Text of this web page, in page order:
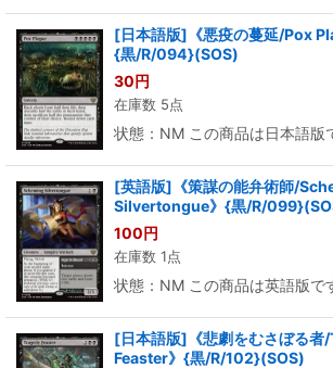
[日本語版]《悪疫の蔓延/Pox
{黒/R/094}(SOS)
30円
在庫数 5点
状態：NM この商品は日本語版
[英語版]《策謀の能弁術師/
Silvertongue》{黒/R/
100円
在庫数 1点
状態：NM この商品は英語版で
[日本語版]《悲劇をむさぼる者
Feaster》{黒/R/102}(SOS)